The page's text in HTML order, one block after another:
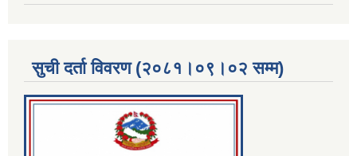
सुची दर्ता विवरण (२०८१।०९।०२ सम्म)